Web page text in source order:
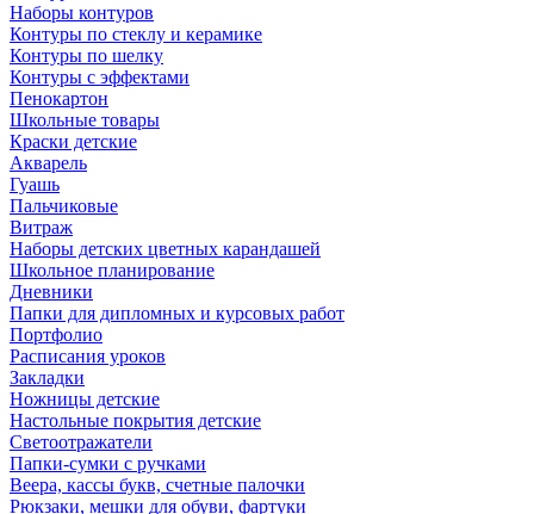
Наборы контуров
Контуры по стеклу и керамике
Контуры по шелку
Контуры с эффектами
Пенокартон
Школьные товары
Краски детские
Акварель
Гуашь
Пальчиковые
Витраж
Наборы детских цветных карандашей
Школьное планирование
Дневники
Папки для дипломных и курсовых работ
Портфолио
Расписания уроков
Закладки
Ножницы детские
Настольные покрытия детские
Светоотражатели
Папки-сумки с ручками
Веера, кассы букв, счетные палочки
Рюкзаки, мешки для обуви, фартуки